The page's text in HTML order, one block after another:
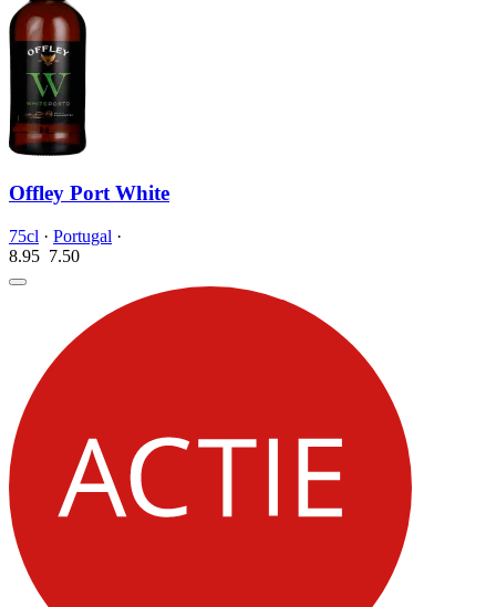
Offley Port White
75cl · Portugal ·
8.95 7.50